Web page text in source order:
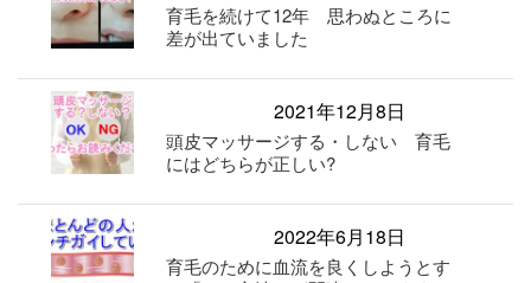
育毛を続けて12年 思わぬところに
差が出ていました
2021年12月8日
頭皮マッサージする・しない 育毛
にはどちらが正しい?
2022年6月18日
育毛のために血流を良くしようとす